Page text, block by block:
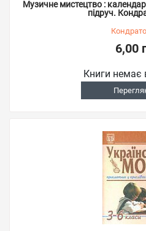
Музичне мистецтво :
підруч.
6,00
Книги немає